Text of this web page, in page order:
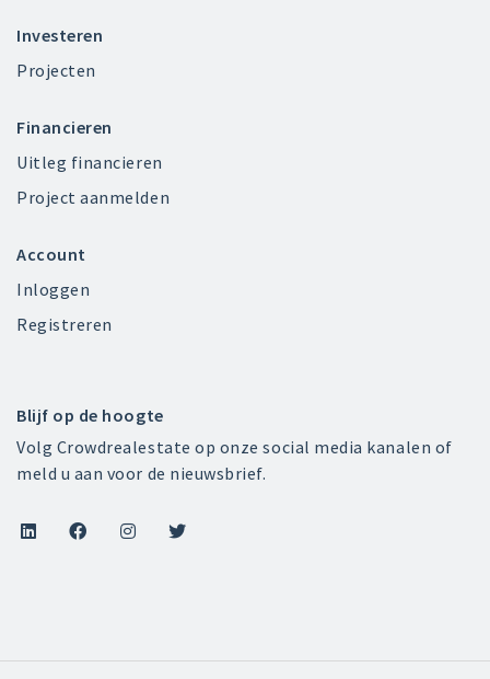
Investeren
Projecten
Financieren
Uitleg financieren
Project aanmelden
Account
Inloggen
Registreren
Blijf op de hoogte
Volg Crowdrealestate op onze social media kanalen of
meld u aan voor de nieuwsbrief.
   